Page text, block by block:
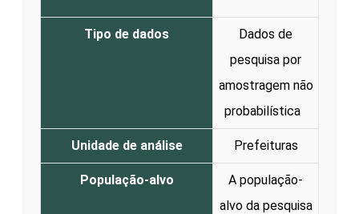
Tipo de dados
Dados de
pesquisa por
amostragem não
probabilística
Unidade de análise Prefeituras
População-alvo
A população-
alvo da pesquisa